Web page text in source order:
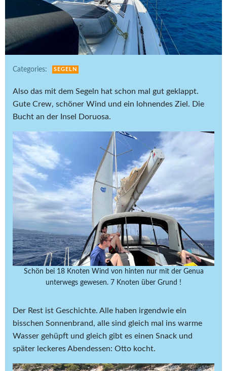
Categories: SEGELN
Also das mit dem Segeln hat schon mal gut geklappt.
Gute Crew, schöner Wind und ein lohnendes Ziel. Die
Bucht an der Insel Doruosa.
Schön bei 18 Knoten Wind von hinten nur mit der Genua
unterwegs gewesen. 7 Knoten über Grund !
Der Rest ist Geschichte. Alle haben irgendwie ein
bisschen Sonnenbrand, alle sind gleich mal ins warme
Wasser gehüpft und gleich gibt es einen Snack und
später leckeres Abendessen: Otto kocht.